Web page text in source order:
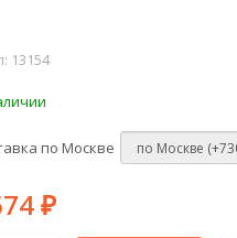
13154
по Москве
₽